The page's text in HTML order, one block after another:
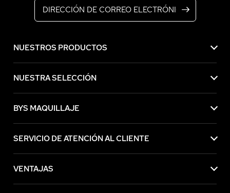
NUESTROS PRODUCTOS
NUESTRA SELECCIÓN
BYS MAQUILLAJE
SERVICIO DE ATENCIÓN AL CLIENTE
VENTAJAS